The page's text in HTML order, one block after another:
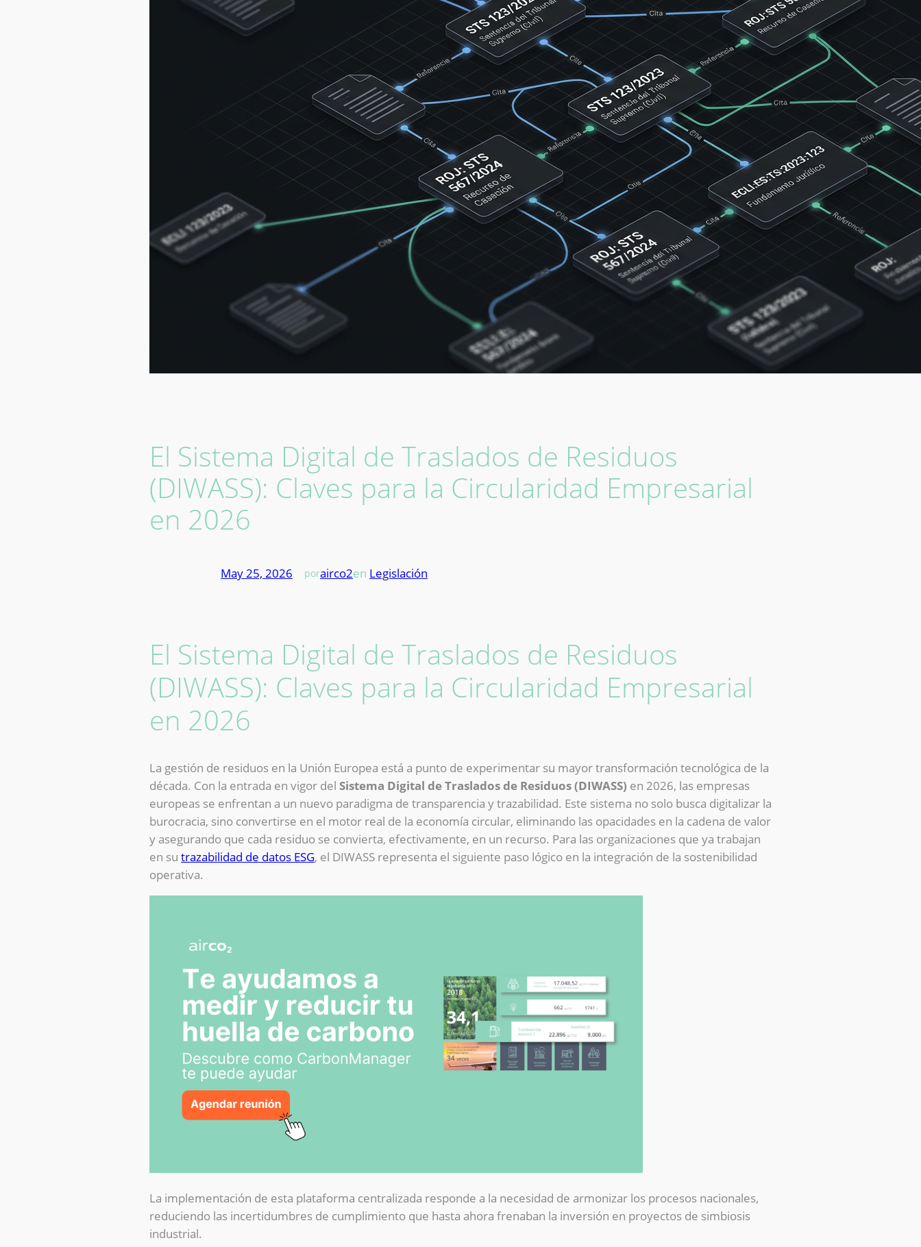
El Sistema Digital de Traslados de Residuos
(DIWASS): Claves para la Circularidad Empresarial
en 2026
May 25, 2026 porairco2en Legislación
El Sistema Digital de Traslados de Residuos
(DIWASS): Claves para la Circularidad Empresarial
en 2026
La gestión de residuos en la Unión Europea está a punto de experimentar su mayor transformación tecnológica de la
década. Con la entrada en vigor del Sistema Digital de Traslados de Residuos (DIWASS) en 2026, las empresas
europeas se enfrentan a un nuevo paradigma de transparencia y trazabilidad. Este sistema no solo busca digitalizar la
burocracia, sino convertirse en el motor real de la economía circular, eliminando las opacidades en la cadena de valor
y asegurando que cada residuo se convierta, efectivamente, en un recurso. Para las organizaciones que ya trabajan
en su trazabilidad de datos ESG, el DIWASS representa el siguiente paso lógico en la integración de la sostenibilidad
operativa.
La implementación de esta plataforma centralizada responde a la necesidad de armonizar los procesos nacionales,
reduciendo las incertidumbres de cumplimiento que hasta ahora frenaban la inversión en proyectos de simbiosis
industrial.